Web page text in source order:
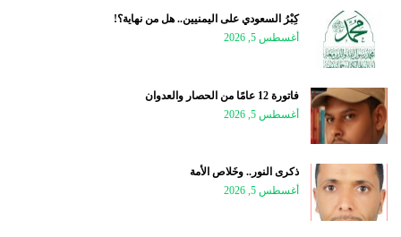
كِبْرُ السعودي على اليمنيين.. هل من نهاية؟!
أغسطس 5, 2026
فاتورة 12 عامًا من الحصار والعدوان
أغسطس 5, 2026
ذكرى النور.. وخَلاص الأمة
أغسطس 5, 2026